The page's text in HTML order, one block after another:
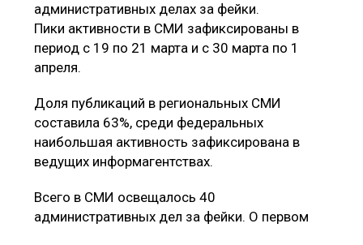
административных делах за фейки.
Пики активности в СМИ зафиксированы в
период с 19 по 21 марта и с 30 марта по 1
апреля.
Доля публикаций в региональных СМИ
составила 63%, среди федеральных
наибольшая активность зафиксирована в
ведущих информагентствах.
Всего в СМИ освещалось 40
административных дел за фейки. О первом